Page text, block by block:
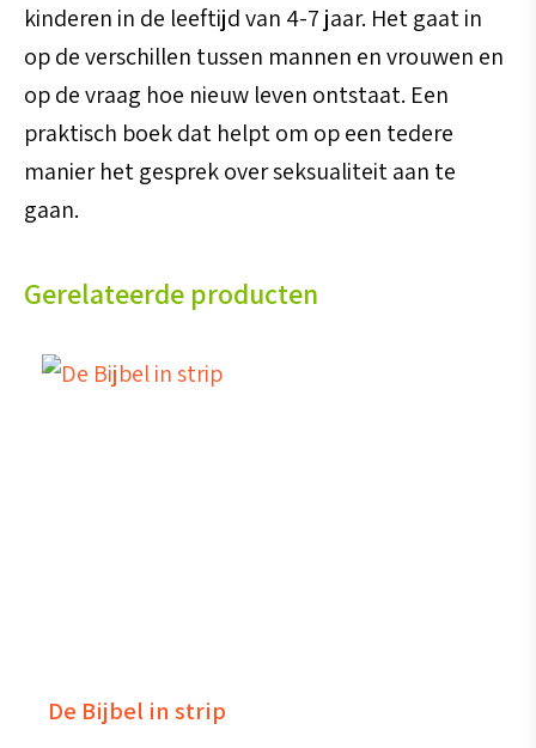
kinderen in de leeftijd van 4-7 jaar. Het gaat in
op de verschillen tussen mannen en vrouwen en
op de vraag hoe nieuw leven ontstaat. Een
praktisch boek dat helpt om op een tedere
manier het gesprek over seksualiteit aan te
gaan.
Gerelateerde producten
De Bijbel in strip